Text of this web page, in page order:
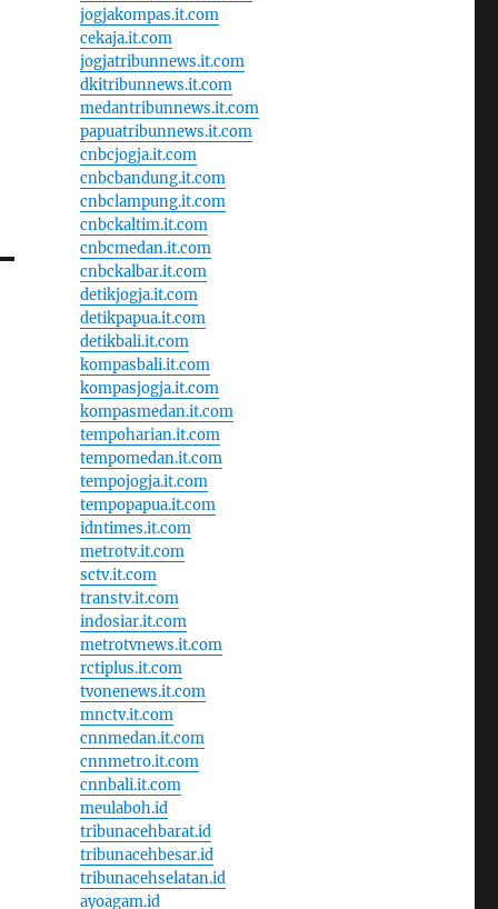
jogjakompas.it.com
cekaja.it.com
jogjatribunnews.it.com
dkitribunnews.it.com
medantribunnews.it.com
papuatribunnews.it.com
cnbcjogja.it.com
cnbcbandung.it.com
cnbclampung.it.com
cnbckaltim.it.com
cnbcmedan.it.com
cnbckalbar.it.com
detikjogja.it.com
detikpapua.it.com
detikbali.it.com
kompasbali.it.com
kompasjogja.it.com
kompasmedan.it.com
tempoharian.it.com
tempomedan.it.com
tempojogja.it.com
tempopapua.it.com
idntimes.it.com
metrotv.it.com
sctv.it.com
transtv.it.com
indosiar.it.com
metrotvnews.it.com
rctiplus.it.com
tvonenews.it.com
mnctv.it.com
cnnmedan.it.com
cnnmetro.it.com
cnnbali.it.com
meulaboh.id
tribunacehbarat.id
tribunacehbesar.id
tribunacehselatan.id
ayoagam.id